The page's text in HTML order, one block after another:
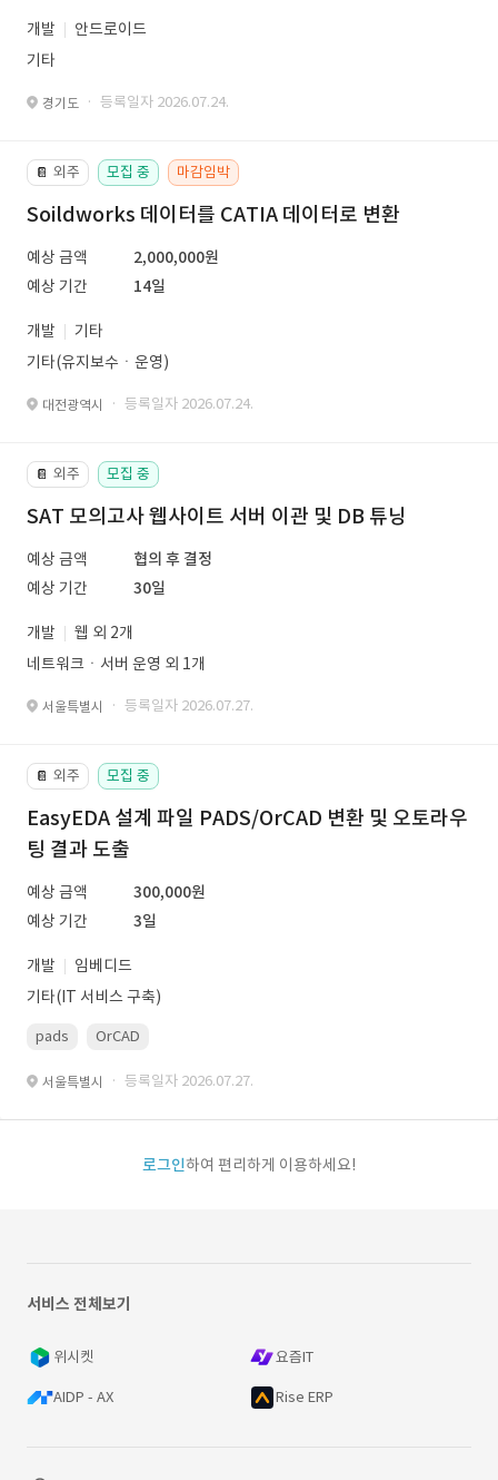
개발
안드로이드
기타
경기도 · 등록일자 2026.07.24.
📔 외주 모집 중 마감임박
Soildworks 데이터를 CATIA 데이터로 변환
예상 금액
2,000,000원
예상 기간
14일
개발
기타
기타(유지보수ㆍ운영)
대전광역시 · 등록일자 2026.07.24.
📔 외주 모집 중
SAT 모의고사 웹사이트 서버 이관 및 DB 튜닝
예상 금액
협의 후 결정
예상 기간
30일
개발
웹 외 2개
네트워크ㆍ서버 운영 외 1개
서울특별시 · 등록일자 2026.07.27.
📔 외주 모집 중
EasyEDA 설계 파일 PADS/OrCAD 변환 및 오토라우
팅 결과 도출
예상 금액
300,000원
예상 기간
3일
개발
임베디드
기타(IT 서비스 구축)
pads OrCAD
서울특별시 · 등록일자 2026.07.27.
로그인하여 편리하게 이용하세요!
서비스 전체보기
위시켓 요즘IT
AIDP - AX Rise ERP